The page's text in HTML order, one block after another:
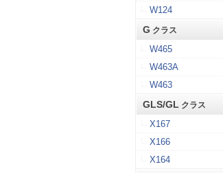
W124
G クラス
W465
W463A
W463
GLS/GL クラス
X167
X166
X164